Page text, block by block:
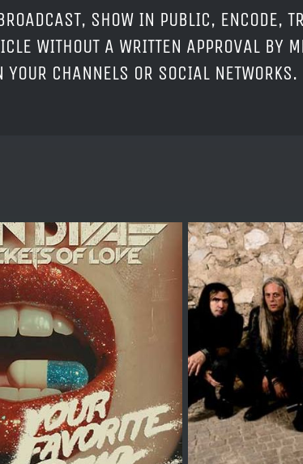
SHOW IN PUBLIC, ENCODE,
WITHOUT A WRITTEN APPROVAL BY
CHANNELS OR SOCIAL NETWORKS.